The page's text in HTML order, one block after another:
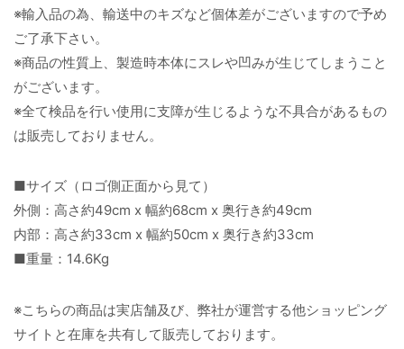
※輸入品の為、輸送中のキズなど個体差がございますので予め
ご了承下さい。
※商品の性質上、製造時本体にスレや凹みが生じてしまうこと
がございます。
※全て検品を行い使用に支障が生じるような不具合があるもの
は販売しておりません。
■サイズ（ロゴ側正面から見て）
外側：高さ約49cm x 幅約68cm x 奥行き約49cm
内部：高さ約33cm x 幅約50cm x 奥行き約33cm
■重量：14.6Kg
※こちらの商品は実店舗及び、弊社が運営する他ショッピング
サイトと在庫を共有して販売しております。